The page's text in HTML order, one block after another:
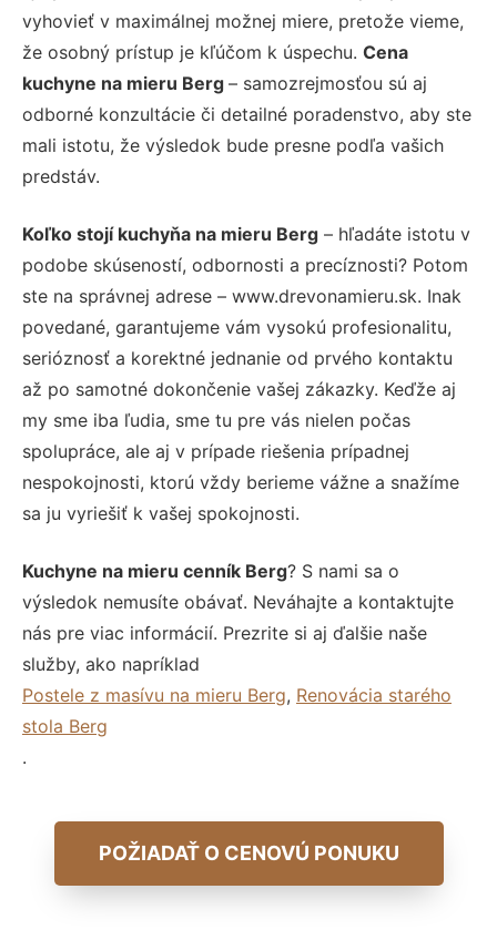
vyhovieť v maximálnej možnej miere, pretože vieme,
že osobný prístup je kľúčom k úspechu. Cena
kuchyne na mieru Berg – samozrejmosťou sú aj
odborné konzultácie či detailné poradenstvo, aby ste
mali istotu, že výsledok bude presne podľa vašich
predstáv.
Koľko stojí kuchyňa na mieru Berg – hľadáte istotu v
podobe skúseností, odbornosti a precíznosti? Potom
ste na správnej adrese – www.drevonamieru.sk. Inak
povedané, garantujeme vám vysokú profesionalitu,
serióznosť a korektné jednanie od prvého kontaktu
až po samotné dokončenie vašej zákazky. Keďže aj
my sme iba ľudia, sme tu pre vás nielen počas
spolupráce, ale aj v prípade riešenia prípadnej
nespokojnosti, ktorú vždy berieme vážne a snažíme
sa ju vyriešiť k vašej spokojnosti.
Kuchyne na mieru cenník Berg? S nami sa o
výsledok nemusíte obávať. Neváhajte a kontaktujte
nás pre viac informácií. Prezrite si aj ďalšie naše
služby, ako napríklad
Postele z masívu na mieru Berg, Renovácia starého
stola Berg
.
POŽIADAŤ O CENOVÚ PONUKU